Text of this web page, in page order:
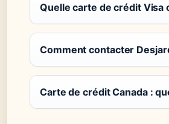
Quelle carte de crédit Visa
Comment contacter
Carte de crédit Canada :